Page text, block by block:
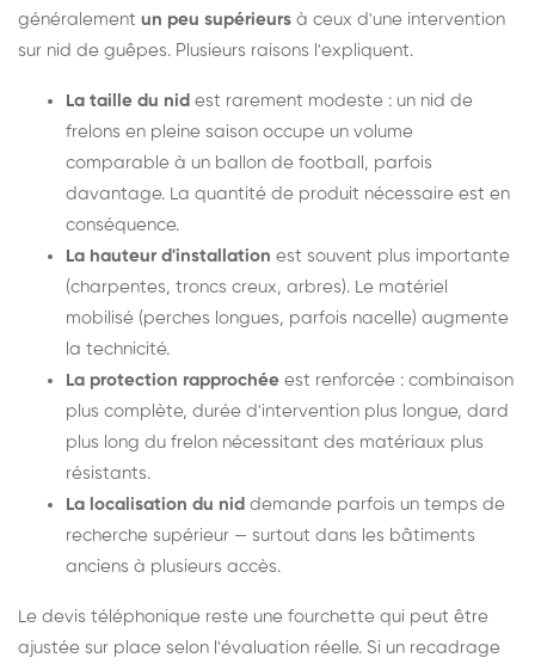
généralement un peu supérieurs à ceux d'une intervention
sur nid de guêpes. Plusieurs raisons l'expliquent.
La taille du nid est rarement modeste : un nid de
frelons en pleine saison occupe un volume
comparable à un ballon de football, parfois
davantage. La quantité de produit nécessaire est en
conséquence.
La hauteur d'installation est souvent plus importante
(charpentes, troncs creux, arbres). Le matériel
mobilisé (perches longues, parfois nacelle) augmente
la technicité.
La protection rapprochée est renforcée : combinaison
plus complète, durée d'intervention plus longue, dard
plus long du frelon nécessitant des matériaux plus
résistants.
La localisation du nid demande parfois un temps de
recherche supérieur — surtout dans les bâtiments
anciens à plusieurs accès.
Le devis téléphonique reste une fourchette qui peut être
ajustée sur place selon l'évaluation réelle. Si un recadrage